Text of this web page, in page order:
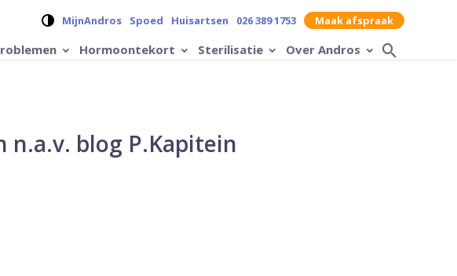
Verander contrast op de website
MijnAndros Spoed Huisartsen 026 389 1753 Maak afspraak
Hormoontekort Sterilisatie Over Andros
n.a.v. blog P.Kapitein